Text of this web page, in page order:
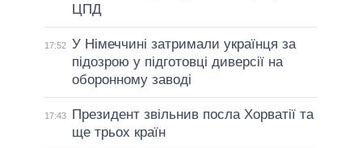
ЦПД
17:52 У Німеччині затримали українця за
підозрою у підготовці диверсії на
оборонному заводі
17:43
Президент звільнив посла Хорватії та
ще трьох країн